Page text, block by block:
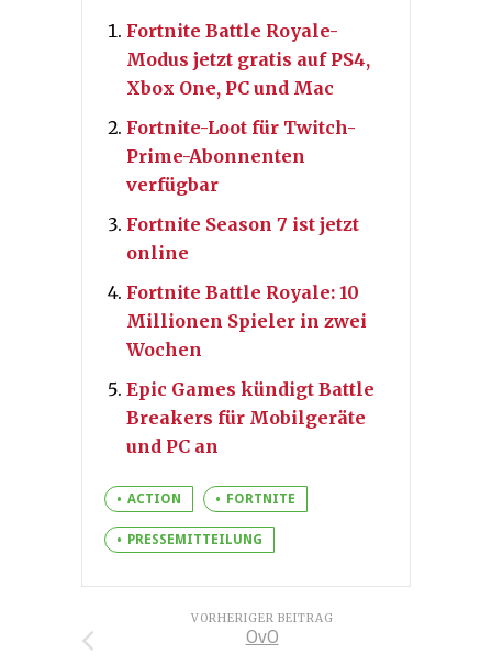
Fortnite Battle Royale-
Modus jetzt gratis auf PS4,
Xbox One, PC und Mac
Fortnite-Loot für Twitch-
Prime-Abonnenten
verfügbar
Fortnite Season 7 ist jetzt
online
Fortnite Battle Royale: 10
Millionen Spieler in zwei
Wochen
Epic Games kündigt Battle
Breakers für Mobilgeräte
und PC an
ACTION FORTNITE
PRESSEMITTEILUNG
VORHERIGER BEITRAG
OvO